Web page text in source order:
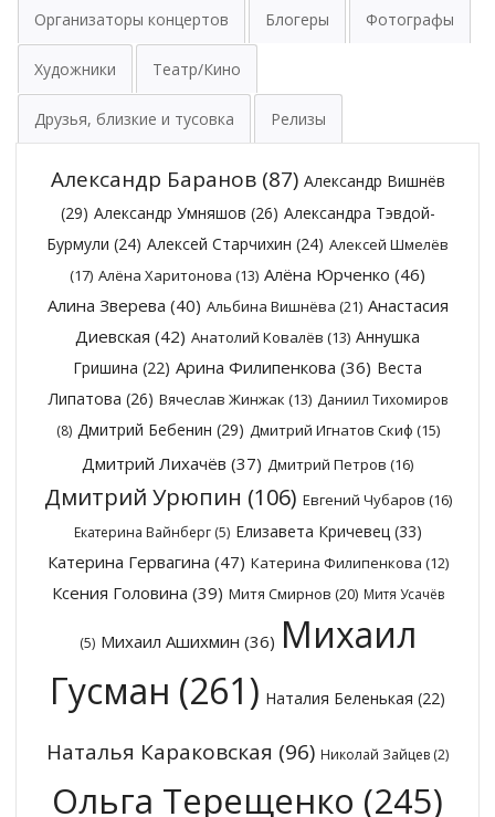
Организаторы концертов Блогеры Фотографы
Художники Театр/Кино
Друзья, близкие и тусовка Релизы
Александр Баранов(87) Александр Вишнёв
(29) Александр Умняшов (26) Александра Тэвдой-
Бурмули (24) Алексей Старчихин (24) Алексей Шмелёв
(17) Алёна Харитонова (13) Алёна Юрченко (46)
Алина Зверева (40) Альбина Вишнёва (21) Анастасия
Диевская (42) Анатолий Ковалёв (13) Аннушка
Гришина (22) Арина Филипенкова (36) Веста
Липатова (26) Вячеслав Жинжак (13) Даниил Тихомиров
(8) Дмитрий Бебенин (29) Дмитрий Игнатов Скиф (15)
Дмитрий Лихачёв (37) Дмитрий Петров (16)
Дмитрий Урюпин (106) Евгений Чубаров (16)
Екатерина Вайнберг(5) Елизавета Кричевец(33)
Катерина Гервагина (47) Катерина Филипенкова (12)
Ксения Головина (39) Митя Смирнов (20) Митя Усачёв
(5) Михаил Ашихмин (36) Михаил
Гусман (261) Наталия Беленькая (22)
Наталья Караковская (96) Николай Зайцев (2)
Ольга Терещенко (245)